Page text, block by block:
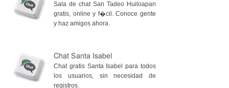
Sala de chat San Tadeo Huiloapan
gratis, online y f�cil. Conoce gente
y haz amigos ahora.
Chat Santa Isabel
Chat gratis Santa Isabel para todos
los usuarios, sin necesidad de
registros.